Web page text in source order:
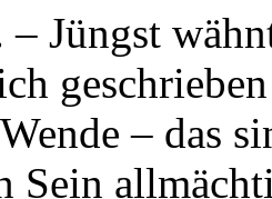
– Jüngst
– das
Sein